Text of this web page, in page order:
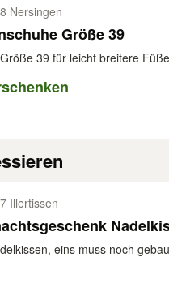
Nersingen
Größe 39
39 für leicht breitere
Illertissen
eins muss noch